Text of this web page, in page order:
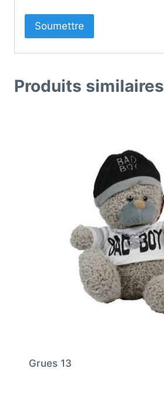
Produits similaires
Grues 13